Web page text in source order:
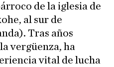
de la iglesia de
al sur de
Tras años
vergüenza, ha
vital de lucha